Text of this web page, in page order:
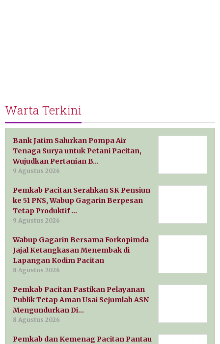
Warta Terkini
Bank Jatim Salurkan Pompa Air
Tenaga Surya untuk Petani Pacitan,
Wujudkan Pertanian B…
9 Agustus 2026
Pemkab Pacitan Serahkan SK Pensiun
ke 51 PNS, Wabup Gagarin Berpesan
Tetap Produktif …
9 Agustus 2026
Wabup Gagarin Bersama Forkopimda
Jajal Ketangkasan Menembak di
Lapangan Kodim Pacitan
8 Agustus 2026
Pemkab Pacitan Pastikan Pelayanan
Publik Tetap Aman Usai Sejumlah ASN
Mengundurkan Di…
8 Agustus 2026
Pemkab dan Kemenag Pacitan Pantau